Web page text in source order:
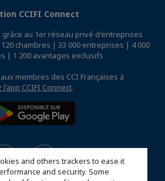
and others trackers to ease it
and security. Some
CCIFI Connect
au 1er réseau privé d'entreprises
chambres | 33 000 entreprises | 4 000
| 1 200 avantages exclusifs
membres des CCI Françaises à
CCIFI Connect.